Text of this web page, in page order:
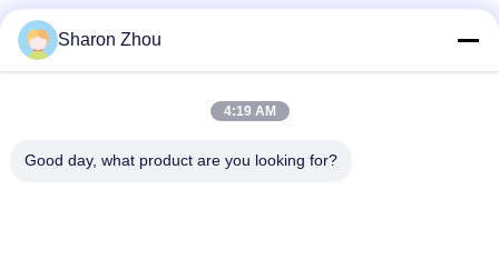
টেলিফোন
Sharon Zhou
4:19 AM
Good day, what product are you looking for?